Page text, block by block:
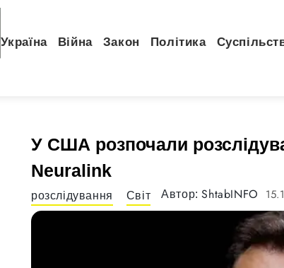
Україна Війна Закон Політика
У США розпочали
Neuralink
розслідування Світ Автор:ShtabINFO